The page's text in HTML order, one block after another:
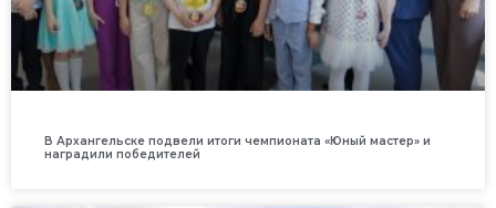
В Архангельске подвели итоги чемпионата «Юный мастер» и
наградили победителей